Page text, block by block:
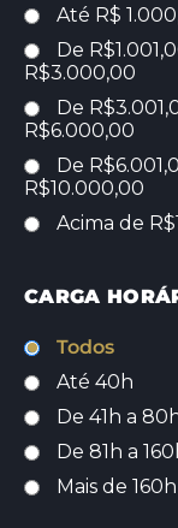
Até R$
De
R$3.000,00
De
R$6.000,00
De
R$10.000,00
Acima de
CARGA
Todos
Até 40h
De 41h a
De 81h a
Mais de 160h